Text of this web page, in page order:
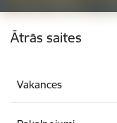
Kājene
Ātrās saites
Vakances